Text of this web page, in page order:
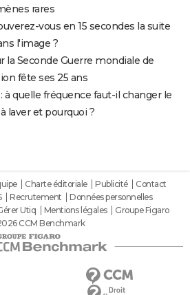
rares
vous en 15 secondes la suite
l'image ?
la Seconde Guerre mondiale de
fête ses 25 ans
à quelle fréquence faut-il changer le
laver et pourquoi ?
Charte éditoriale Publicité
Contact
Recrutement
Données personnelles
Utiq Mentions légales
Groupe Figaro
CCM Benchmark